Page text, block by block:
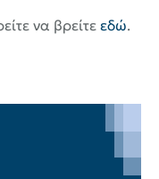
να βρείτε εδώ.